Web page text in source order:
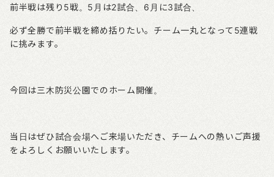
前半戦は残り5戦。5月は2試合、6月に3試合、
必ず全勝で前半戦を締め括りたい。チーム一丸となって5連戦
に挑みます。
今回は三木防災公園でのホーム開催。
当日はぜひ試合会場へご来場いただき、チームへの熱いご声援
をよろしくお願いいたします。